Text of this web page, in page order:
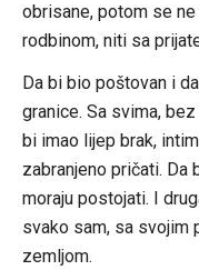
obrisane, potom se
rodbinom, niti sa
Da bi bio poštovan i
granice. Sa svima,
bi imao lijep brak,
zabranjeno pričati. Da
moraju postojati. I
svako sam, sa svojim
zemljom.